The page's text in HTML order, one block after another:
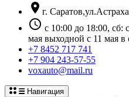
location_on г.
schedule с 10:00 до 18:00, сб:
мая выходной с 11 мая
+7 8452 717 741
+7 904 243-57-55
voxauto@mail.ru
Навигация